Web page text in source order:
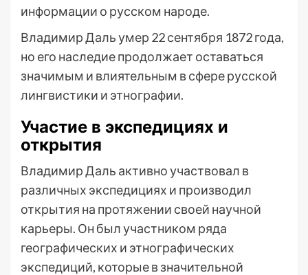
информации о русском народе.
Владимир Даль умер 22 сентября 1872 года,
но его наследие продолжает оставаться
значимым и влиятельным в сфере русской
лингвистики и этнографии.
Участие в экспедициях и
открытия
Владимир Даль активно участвовал в
различных экспедициях и производил
открытия на протяжении своей научной
карьеры. Он был участником ряда
географических и этнографических
экспедиций, которые в значительной